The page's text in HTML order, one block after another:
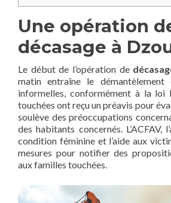
Une opération
décasage à
Le début de l’opération de
matin entraîne le
informelles, conformément à la loi
touchées ont reçu un préavis pour
soulève des préoccupations
des habitants concernés. L’ACFAV,
condition féminine et l’aide aux
mesures pour notifier des
aux familles touchées.